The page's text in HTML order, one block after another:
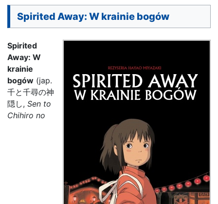
Spirited Away: W krainie bogów
Spirited
Away: W
krainie
bogów (jap.
千と千尋の神
隠し, Sen to
Chihiro no